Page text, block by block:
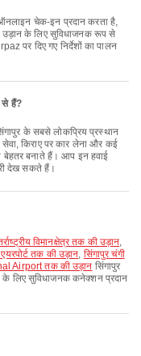
उड़ान के लिए सुविधाजनक रूप से
पर दिए गए निर्देशों का पालन
से हैं?
के सबसे लोकप्रिय प्रस्थान
किराए पर कार लेना और कई
बेहतर बनाते हैं। आप इन हवाई
देख सकते हैं।
विमानक्षेत्र तक की उड़ान,
तक की उड़ान, सिंगापुर चंगी
Airport तक की उड़ान सिंगापुर
के लिए सुविधाजनक कनेक्शन प्रदान